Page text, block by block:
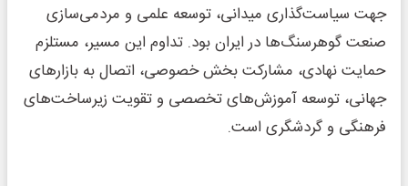
جهت سیاست‌گذاری میدانی، توسعه علمی و مردمی‌سازی
صنعت گوهرسنگ‌ها در ایران بود. تداوم این مسیر، مستلزم
حمایت نهادی، مشارکت بخش خصوصی، اتصال به بازارهای
جهانی، توسعه آموزش‌های تخصصی و تقویت زیرساخت‌های
فرهنگی و گردشگری است.